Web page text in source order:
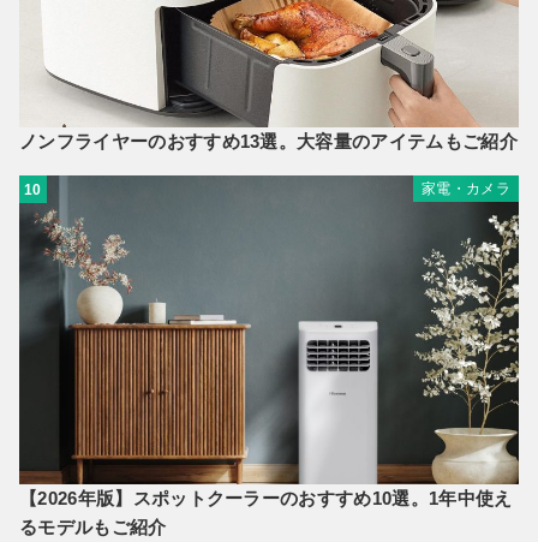
ノンフライヤーのおすすめ13選。大容量のアイテムもご紹介
10 家電・カメラ
【2026年版】スポットクーラーのおすすめ10選。1年中使え
るモデルもご紹介